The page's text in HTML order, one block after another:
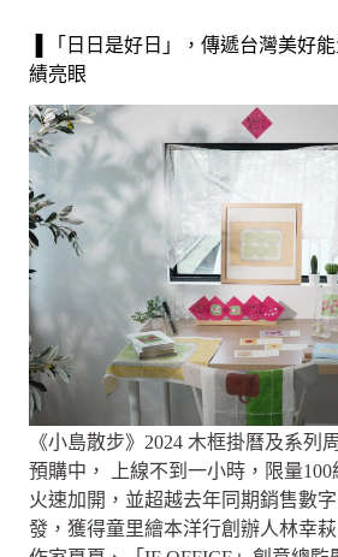
▐ 「日日是好日」，傳遞台灣美好
績亮眼
《小島散步》2024 木框掛曆及系列
預購中， 上線不到一小時，限量
火速加開，並超越去年同期銷售數
發，獲得童里繪本洋行創辦人林幸